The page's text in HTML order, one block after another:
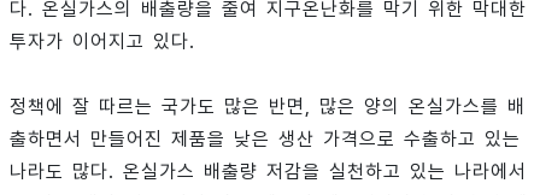
다. 온실가스의 배출량을 줄여 지구온난화를 막기 위한 막대한
투자가 이어지고 있다.
정책에 잘 따르는 국가도 많은 반면, 많은 양의 온실가스를 배
출하면서 만들어진 제품을 낮은 생산 가격으로 수출하고 있는
나라도 많다. 온실가스 배출량 저감을 실천하고 있는 나라에서